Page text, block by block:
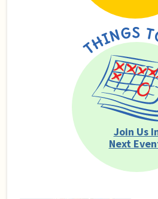
Join Us
Next